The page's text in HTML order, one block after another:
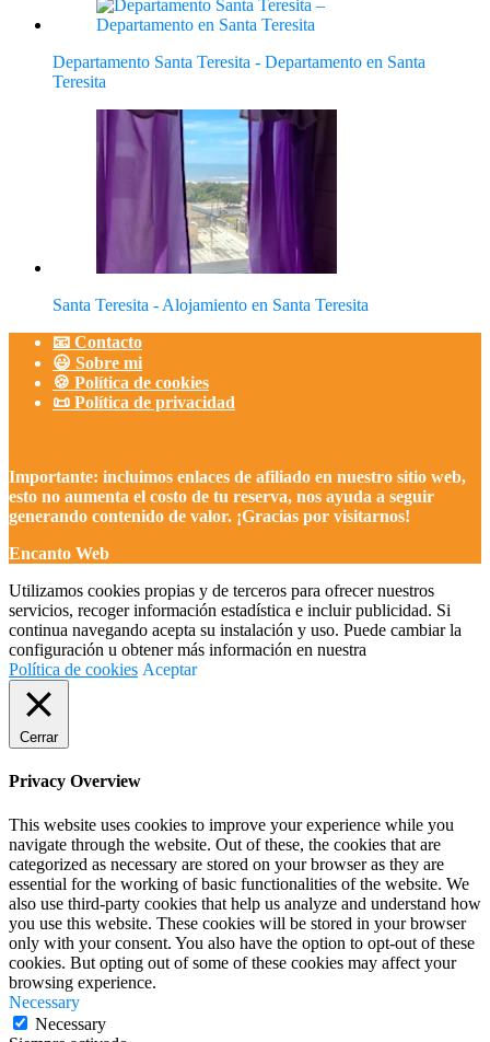
Departamento Santa Teresita - Departamento en Santa
Teresita
Santa Teresita - Alojamiento en Santa Teresita
📧 Contacto
😃 Sobre mi
🍪 Política de cookies
📜 Política de privacidad
Importante: incluimos enlaces de afiliado en nuestro sitio web,
esto no aumenta el costo de tu reserva, nos ayuda a seguir
generando contenido de valor. ¡Gracias por visitarnos!
Encanto Web
Utilizamos cookies propias y de terceros para ofrecer nuestros
servicios, recoger información estadística e incluir publicidad. Si
continua navegando acepta su instalación y uso. Puede cambiar la
configuración u obtener más información en nuestra
Política de cookies Aceptar
Cerrar
Privacy Overview
This website uses cookies to improve your experience while you
navigate through the website. Out of these, the cookies that are
categorized as necessary are stored on your browser as they are
essential for the working of basic functionalities of the website. We
also use third-party cookies that help us analyze and understand how
you use this website. These cookies will be stored in your browser
only with your consent. You also have the option to opt-out of these
cookies. But opting out of some of these cookies may affect your
browsing experience.
Necessary
Necessary